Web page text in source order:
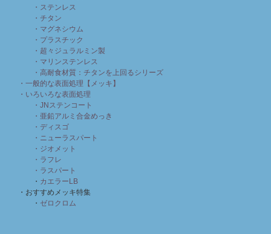
・ステンレス
・チタン
・マグネシウム
・プラスチック
・超々ジュラルミン製
・マリンステンレス
・高耐食材質：チタンを上回るシリーズ
・一般的な表面処理【メッキ】
・いろいろな表面処理
・JNステンコート
・亜鉛アルミ合金めっき
・ディスゴ
・ニューラスパート
・ジオメット
・ラフレ
・ラスパート
・ カエラーLB
・おすすめメッキ特集
・ ゼロクロム